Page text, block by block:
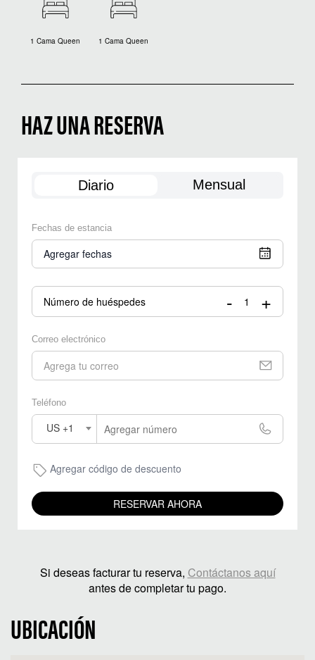
1 Cama Queen 1 Cama Queen
HAZ UNA RESERVA
Diario Mensual
Fechas de estancia
Agregar fechas
Número de huéspedes - +
Correo electrónico
Teléfono
US +1
Agregar código de descuento
RESERVAR AHORA
Si deseas facturar tu reserva, Contáctanos aquí
antes de completar tu pago.
UBICACIÓN